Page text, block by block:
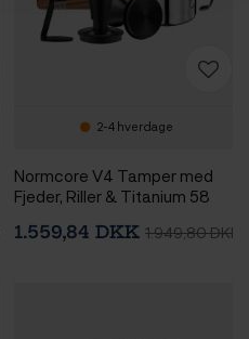
2-4 hverdage
Normcore V4 Tamper med
Fjeder, Riller & Titanium 58
Holder, Tampermåtte Valnød
1.559,84 DKK 1.949,80 DKK